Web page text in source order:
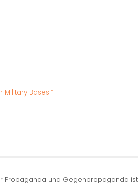
Military Bases!”
Propaganda und Gegenpropaganda